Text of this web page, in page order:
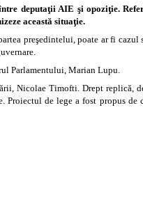
deputaţii AIE şi opoziţie.
această situaţie.
preşedintelui, poate ar fi
Parlamentului, Marian Lupu.
Nicolae Timofti. Drept replică,
de lege a fost propus de